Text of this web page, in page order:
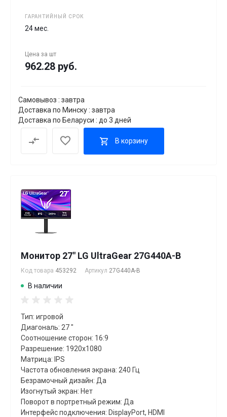
ГАРАНТИЙНЫЙ СРОК
24 мес.
Цена за шт
962.28 руб.
Самовывоз : завтра
Доставка по Минску : завтра
Доставка по Беларуси : до 3 дней
В корзину
Монитор 27" LG UltraGear 27G440A-B
Код товара 453292 Артикул 27G440A-B
В наличии
Тип: игровой
Диагональ: 27 "
Соотношение сторон: 16:9
Разрешение: 1920x1080
Матрица: IPS
Частота обновления экрана: 240 Гц
Безрамочный дизайн: Да
Изогнутый экран: Нет
Поворот в портретный режим: Да
Интерфейс подключения: DisplayPort, HDMI